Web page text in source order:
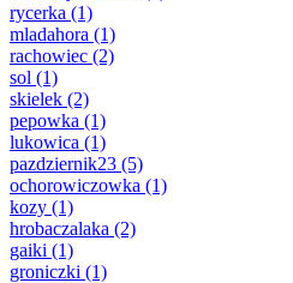
rycerka (1)
mladahora (1)
rachowiec (2)
sol (1)
skielek (2)
pepowka (1)
lukowica (1)
pazdziernik23 (5)
ochorowiczowka (1)
kozy (1)
hrobaczalaka (2)
gaiki (1)
groniczki (1)